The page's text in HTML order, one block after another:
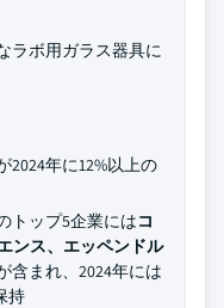
ラボ用ガラス器具に
2024年に12%以上の
トップ5企業にはコ
ンス、エッペンドル
含まれ、2024年には
持